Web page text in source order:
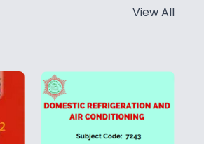
View All